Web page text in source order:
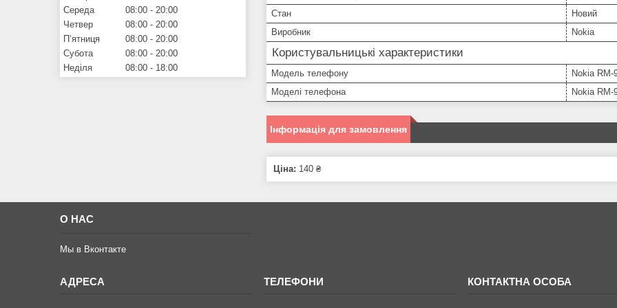
Стан
Новий
Виробник
Nokia
Користувальницькі характеристики
Модель телефону
Nokia RM-
Моделі телефона
Nokia RM-
Інформація для замовлення
Ціна: 140 ₴
Середа
08:00
20:00
Четвер
08:00
20:00
Пʼятниця
08:00
20:00
Субота
08:00
20:00
Неділя
08:00 18:00
О НАС
Мы в Вконтакте